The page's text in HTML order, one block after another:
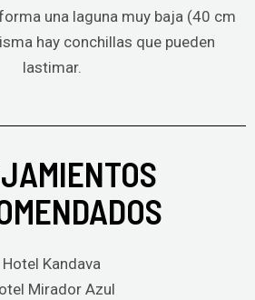
una laguna muy baja (40 cm
hay conchillas que pueden
lastimar.
Hotel Kandava
Mirador Azul